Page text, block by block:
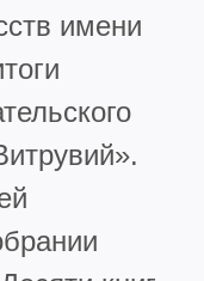
имени